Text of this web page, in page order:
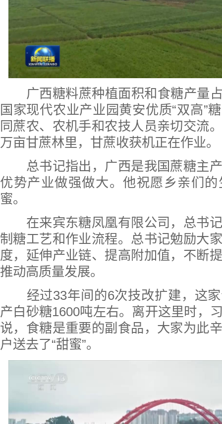
广西糖料蔗种植面积和食糖产量占
国家现代农业产业园黄安优质“双高”
同蔗农、农机手和农技人员亲切交流
万亩甘蔗林里，甘蔗收获机正在作业。
总书记指出，广西是我国蔗糖主产
优势产业做强做大。他祝愿乡亲们
蜜。
在来宾东糖凤凰有限公司，总书记
制糖工艺和作业流程。总书记勉励大
度，延伸产业链、提高附加值，不断
推动高质量发展。
经过33年间的6次技改扩建，这家
产白砂糖1600吨左右。离开这里时，
说，食糖是重要的副食品，大家为此
户送去了“甜蜜”。